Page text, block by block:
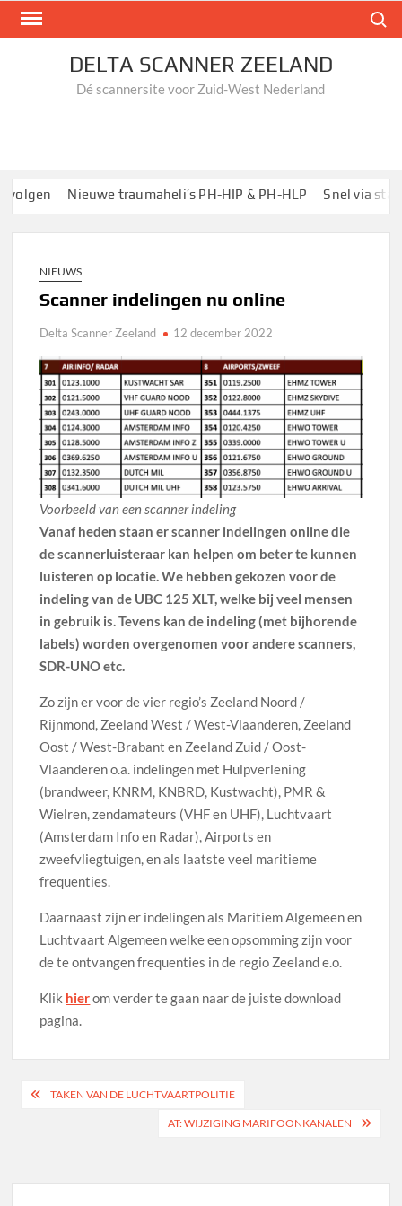
Zoek
DELTA SCANNER ZEELAND
Dé scannersite voor Zuid-West Nederland
Nieuwe traumaheli’s PH-HIP & PH-HLP Snel via
NIEUWS
Scanner indelingen nu online
Delta Scanner Zeeland 12 december 2022
Voorbeeld van een scanner indeling
Vanaf heden staan er scanner indelingen online die
de scannerluisteraar kan helpen om beter te kunnen
luisteren op locatie. We hebben gekozen voor de
indeling van de UBC 125 XLT, welke bij veel mensen
in gebruik is. Tevens kan de indeling (met bijhorende
labels) worden overgenomen voor andere scanners,
SDR-UNO etc.
Zo zijn er voor de vier regio’s Zeeland Noord /
Rijnmond, Zeeland West / West-Vlaanderen, Zeeland
Oost / West-Brabant en Zeeland Zuid / Oost-
Vlaanderen o.a. indelingen met Hulpverlening
(brandweer, KNRM, KNBRD, Kustwacht), PMR &
Wielren, zendamateurs (VHF en UHF), Luchtvaart
(Amsterdam Info en Radar), Airports en
zweefvliegtuigen, en als laatste veel maritieme
frequenties.
Daarnaast zijn er indelingen als Maritiem Algemeen en
Luchtvaart Algemeen welke een opsomming zijn voor
de te ontvangen frequenties in de regio Zeeland e.o.
Klik hierom verder te gaan naar de juiste download
pagina.
Bericht
TAKEN VAN DE LUCHTVAARTPOLITIE
AT: WIJZIGING MARIFOONKANALEN